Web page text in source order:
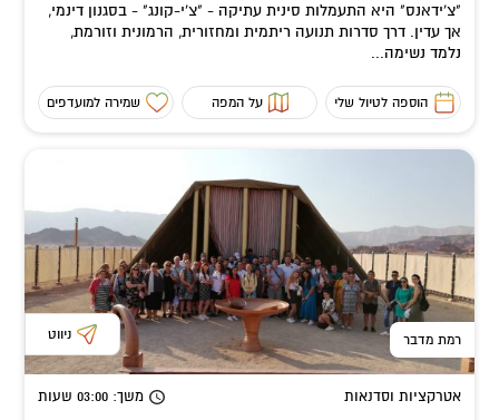
"צ'ידאנס" היא התעמלות סינית עתיקה - "צ'י-קונג" - בסגנון דינמי,
אך עדין. דרך סדרות תנועה ריתמית ומחזורית, הרמונית וזורמת,
נלמד נשימה...
הוספה לטיול שלי על המפה שמירה למועדפים
רמת מדבר ניווט
אטרקציות וסדנאות משך: 03:00 שעות